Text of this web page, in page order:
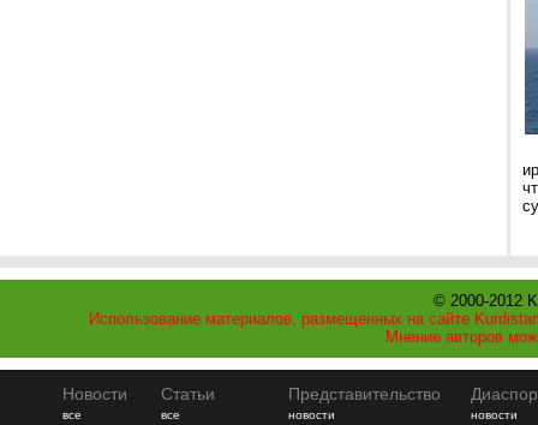
© 2000-2012
Использование материалов, размещенных на сайте
Мнение авторов
Новости
все
Статьи
все
Представительство
новости
новости